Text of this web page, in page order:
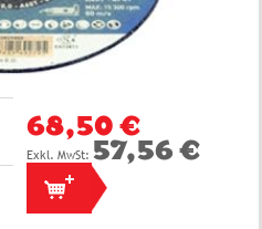
68,50 €
57,56 €